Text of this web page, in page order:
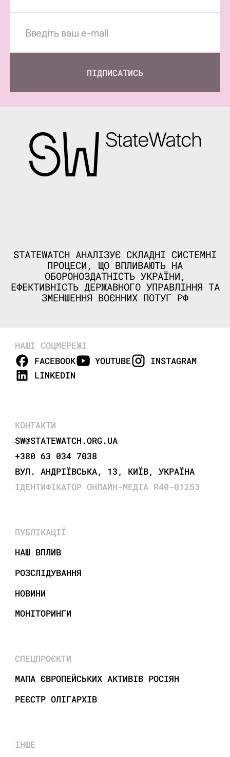
ПІДПИСАТИСЬ
STATEWATCH АНАЛІЗУЄ СКЛАДНІ СИСТЕМНІ
ПРОЦЕСИ, ЩО ВПЛИВАЮТЬ НА
ОБОРОНОЗДАТНІСТЬ УКРАЇНИ,
ЕФЕКТИВНІСТЬ ДЕРЖАВНОГО УПРАВЛІННЯ ТА
ЗМЕНШЕННЯ ВОЄННИХ ПОТУГ РФ
НАШІ СОЦМЕРЕЖІ
FACEBOOK
YOUTUBE
INSTAGRAM
LINKEDIN
КОНТАКТИ
SW@STATEWATCH.ORG.UA
+380 63 034 7038
ВУЛ. АНДРІЇВСЬКА, 13, КИЇВ, УКРАЇНА
ІДЕНТИФІКАТОР ОНЛАЙН-МЕДІА R40-01253
ПУБЛІКАЦІЇ
НАШ ВПЛИВ
РОЗСЛІДУВАННЯ
НОВИНИ
МОНІТОРИНГИ
СПЕЦПРОЄКТИ
МАПА ЄВРОПЕЙСЬКИХ АКТИВІВ РОСІЯН
РЕЄСТР ОЛІГАРХІВ
ІНШЕ